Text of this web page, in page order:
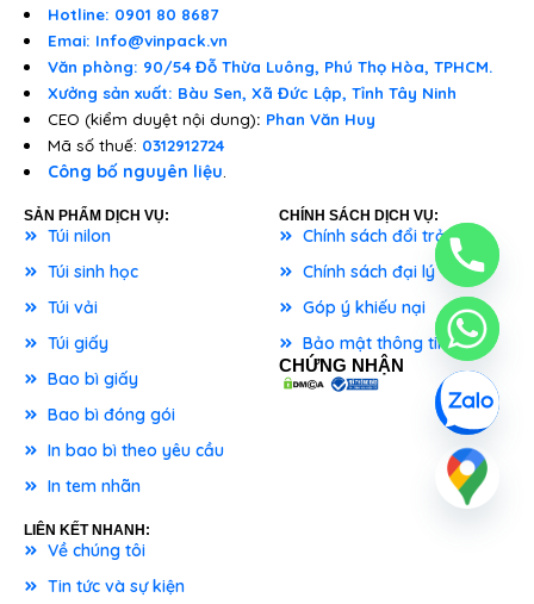
Hotline: 0901 80 8687
Emai: Info@vinpack.vn
Văn phòng: 90/54 Đỗ Thừa Luông, Phú Thọ Hòa, TPHCM.
Xưởng sản xuất: Bàu Sen, Xã Đức Lập, Tỉnh Tây Ninh
CEO (kiểm duyệt nội dung): Phan Văn Huy
Mã số thuế: 0312912724
Công bố nguyên liệu.
SẢN PHẨM DỊCH VỤ:
Túi nilon
Túi sinh học
Túi vải
Túi giấy
Bao bì giấy
Bao bì đóng gói
In bao bì theo yêu cầu
In tem nhãn
CHÍNH SÁCH DỊCH VỤ:
Chính sách đổi trả
Chính sách đại lý
Góp ý khiếu nại
Bảo mật thông tin
CHỨNG NHẬN
LIÊN KẾT NHANH:
Về chúng tôi
Tin tức và sự kiện